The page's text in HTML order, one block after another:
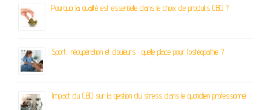
Pourquoi la qualité est essentielle dans le choix de produits CBD ?
Sport, récupération et douleurs : quelle place pour l’ostéopathie ?
Impact du CBD sur la gestion du stress dans le quotidien professionnel